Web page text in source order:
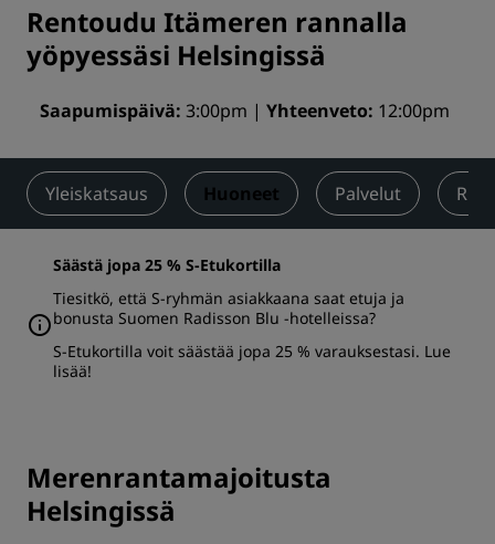
Rentoudu Itämeren rannalla
yöpyessäsi Helsingissä
Saapumispäivä 3:00pm Yhteenveto 12:00pm
Yleiskatsaus Huoneet Palvelut
Säästä jopa 25 % S-Etukortilla
Tiesitkö, että S-ryhmän asiakkaana saat etuja ja
bonusta Suomen Radisson Blu -hotelleissa?
S-Etukortilla voit säästää jopa 25 % varauksestasi. Lue
lisää!
Merenrantamajoitusta
Helsingissä